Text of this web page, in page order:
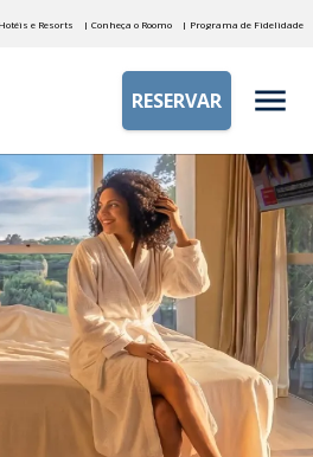
e Resorts | Conheça o Roomo | Programa de Fidelidade
RESERVAR